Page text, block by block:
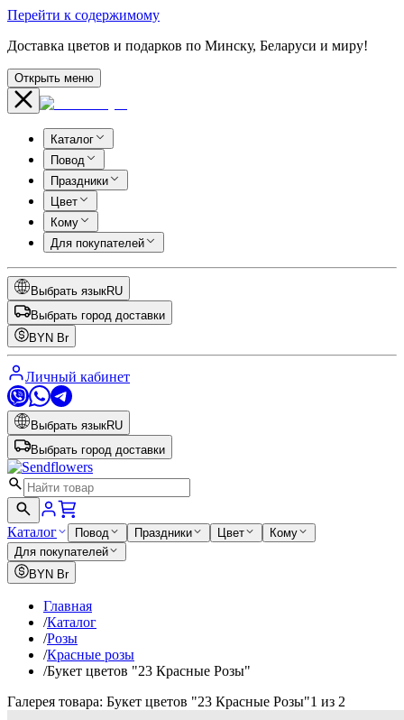
Перейти к содержимому
Доставка цветов и подарков по Минску, Беларуси и миру!
Открыть меню
Каталог
Повод
Праздники
Цвет
Кому
Для покупателей
Выбрать языкRU
Выбрать город доставки
BYN Br
Личный кабинет
Выбрать языкRU
Выбрать город доставки
Каталог Повод Праздники Цвет
Кому
Для покупателей
BYN Br
Главная
/Каталог
/Розы
/Красные розы
/Букет цветов "23 Красные Розы"
Галерея товара: Букет цветов "23 Красные Розы"1 из 2